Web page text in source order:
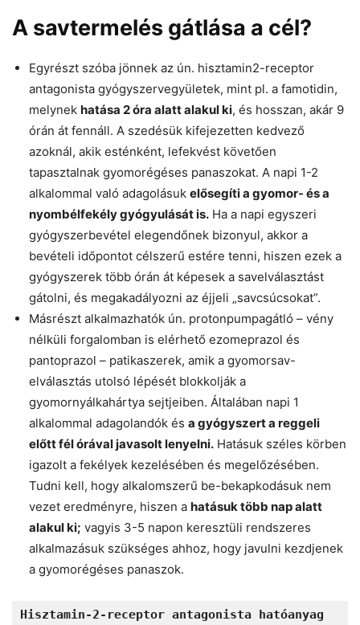
A savtermelés gátlása a cél?
Egyrészt szóba jönnek az ún. hisztamin2-receptor
antagonista gyógyszervegyületek, mint pl. a famotidin,
melynek hatása 2 óra alatt alakul ki, és hosszan, akár 9
órán át fennáll. A szedésük kifejezetten kedvező
azoknál, akik esténként, lefekvést követően
tapasztalnak gyomorégéses panaszokat. A napi 1-2
alkalommal való adagolásuk elősegíti a gyomor- és a
nyombélfekély gyógyulását is. Ha a napi egyszeri
gyógyszerbevétel elegendőnek bizonyul, akkor a
bevételi időpontot célszerű estére tenni, hiszen ezek a
gyógyszerek több órán át képesek a savelválasztást
gátolni, és megakadályozni az éjjeli „savcsúcsokat”.
Másrészt alkalmazhatók ún. protonpumpagátló – vény
nélküli forgalomban is elérhető ezomeprazol és
pantoprazol – patikaszerek, amik a gyomorsav-
elválasztás utolsó lépését blokkolják a
gyomornyálkahártya sejtjeiben. Általában napi 1
alkalommal adagolandók és a gyógyszert a reggeli
előtt fél órával javasolt lenyelni. Hatásuk széles körben
igazolt a fekélyek kezelésében és megelőzésében.
Tudni kell, hogy alkalomszerű be-bekapkodásuk nem
vezet eredményre, hiszen a hatásuk több nap alatt
alakul ki; vagyis 3-5 napon keresztüli rendszeres
alkalmazásuk szükséges ahhoz, hogy javulni kezdjenek
a gyomorégéses panaszok.
Hisztamin-2-receptor antagonista hatóanyag